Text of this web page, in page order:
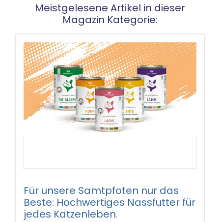
Meistgelesene Artikel in dieser
Magazin Kategorie:
Für unsere Samtpfoten nur das
Beste: Hochwertiges Nassfutter für
jedes Katzenleben.